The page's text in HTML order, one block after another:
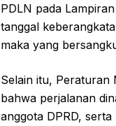
PDLN pada
tanggal
maka yang
Selain itu, Peraturan
bahwa perjalanan
anggota DPRD,